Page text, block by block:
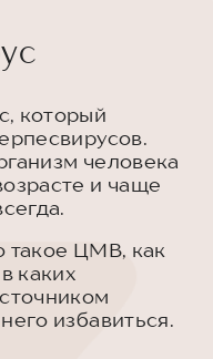
который
человека
и чаще
такое ЦМВ, как
каких
избавиться.